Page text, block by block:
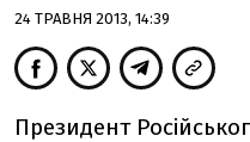
24 ТРАВНЯ 2013, 14:39
Президент